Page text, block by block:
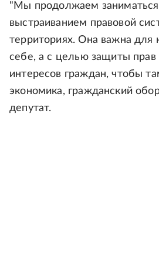
"Мы продолжаем
выстраиванием правовой
территориях. Она важна для
себе, а с целью защиты прав
интересов граждан, чтобы
экономика, гражданский
депутат.